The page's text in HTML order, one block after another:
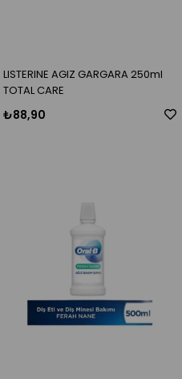
LISTERINE AGIZ GARGARA 250ml
TOTAL CARE
₺88,90